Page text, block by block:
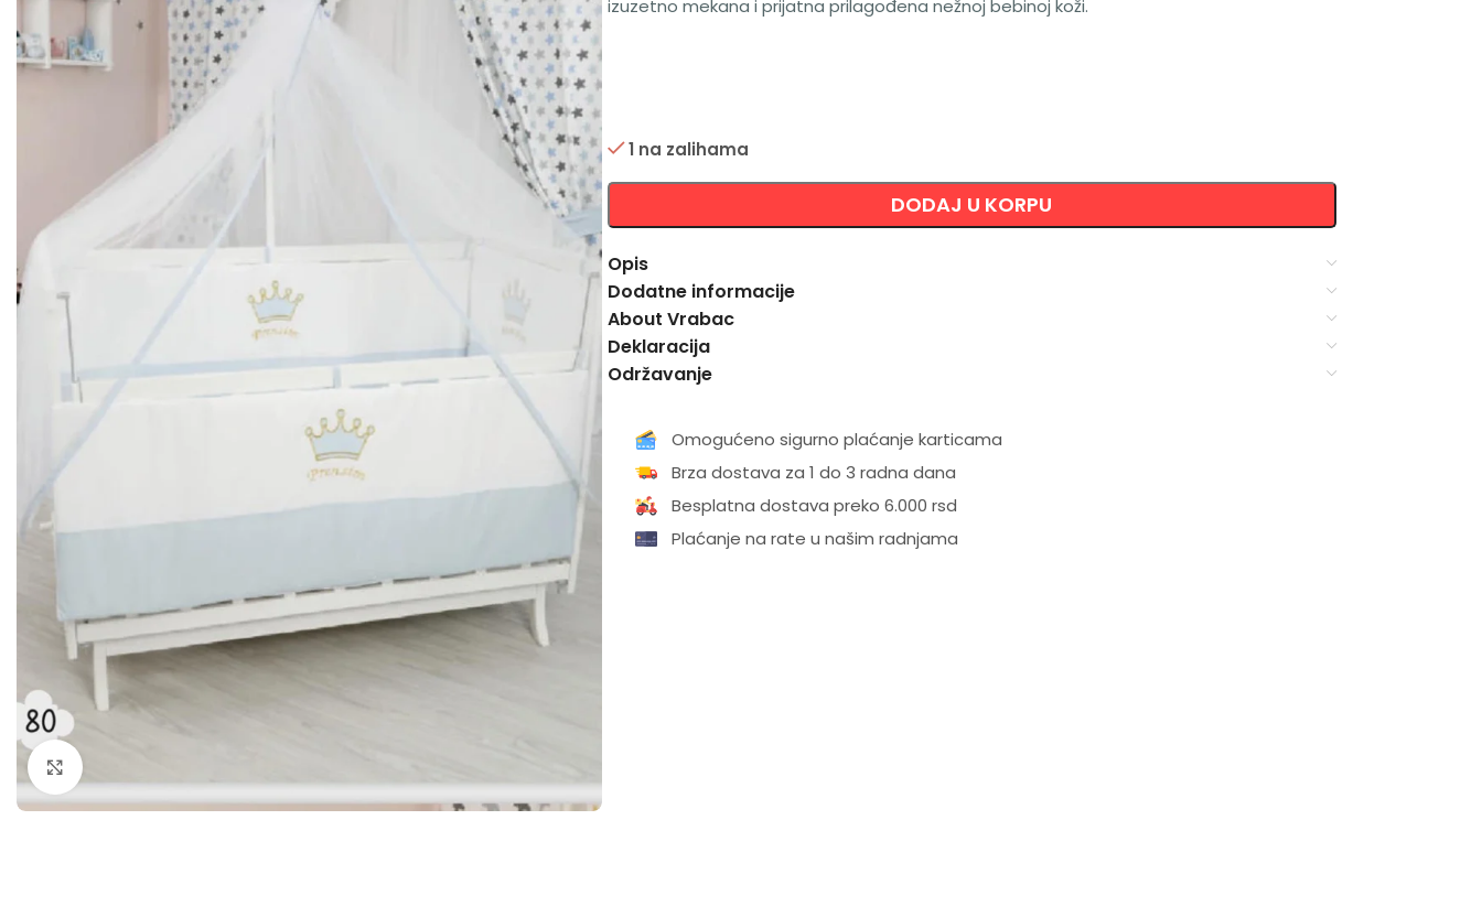
izuzetno mekana i prijatna prilagođena nežnoj bebinoj koži.
1 na zalihama
DODAJ U KORPU
Opis
Dodatne informacije
About Vrabac
Deklaracija
Održavanje
Omogućeno sigurno plaćanje karticama
Brza dostava za 1 do 3 radna dana
Besplatna dostava preko 6.000 rsd
Plaćanje na rate u našim radnjama